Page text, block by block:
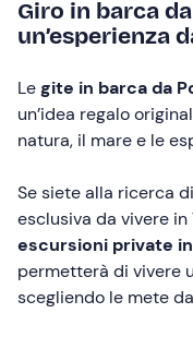
Giro in barca
un’esperienza
Legite in barca da
un’idea regalo
natura, il mare e le
Se siete alla ricerca
esclusiva da vivere
escursioni private
permetterà di vivere
scegliendo le mete